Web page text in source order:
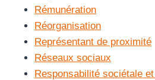
Rémunération
Réorganisation
Représentant de proximité
Réseaux sociaux
Responsabilité sociétale